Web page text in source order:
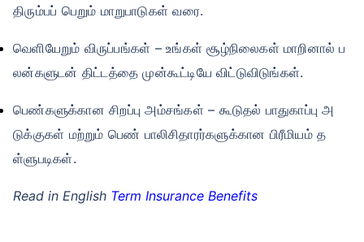
திரும்பப் பெறும் மாறுபாடுகள் வரை.
வெளியேறும் விருப்பங்கள் – உங்கள் சூழ்நிலைகள் மாறினால் ப
லன்களுடன் திட்டத்தை முன்கூட்டியே விட்டுவிடுங்கள்.
பெண்களுக்கான சிறப்பு அம்சங்கள் – கூடுதல் பாதுகாப்பு அ
டுக்குகள் மற்றும் பெண் பாலிசிதாரர்களுக்கான பிரீமியம் த
ள்ளுபடிகள்.
Read in English Term Insurance Benefits